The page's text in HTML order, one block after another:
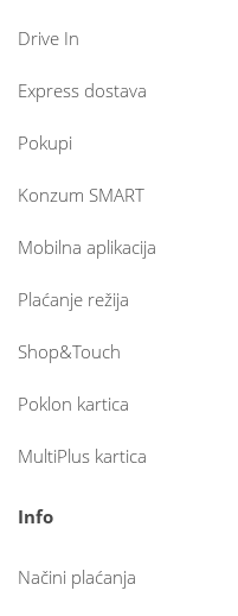
Drive In
Express dostava
Pokupi
Konzum SMART
Mobilna aplikacija
Plaćanje režija
Shop&Touch
Poklon kartica
MultiPlus kartica
Info
Načini plaćanja